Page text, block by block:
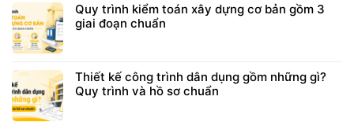
Quy trình kiểm toán xây dựng cơ bản gồm 3
giai đoạn chuẩn
Thiết kế công trình dân dụng gồm những gì?
Quy trình và hồ sơ chuẩn